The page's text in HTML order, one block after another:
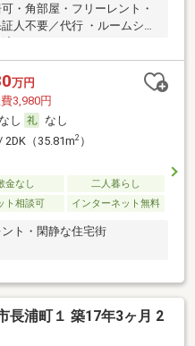
・角部屋・フリーレント・
人不要／代行 ・ルームシェ
可
万円
3,980円
なし
なし
2DK（35.81m2）
金なし
二人暮らし
ト相談可 インターネット無料
ト・閑静な住宅街
長浦町１ 築17年3ヶ月 2